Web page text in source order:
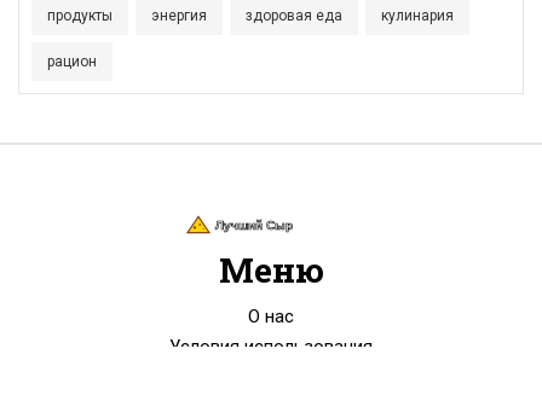
продукты энергия здоровая еда кулинария
рацион
Меню
О нас
Условия использования